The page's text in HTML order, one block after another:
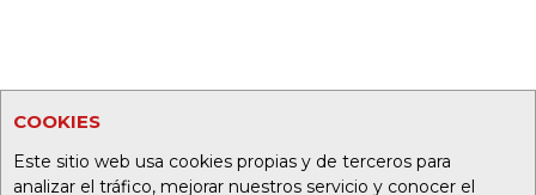
COOKIES
Este sitio web usa cookies propias y de terceros para
analizar el tráfico, mejorar nuestros servicio y conocer el